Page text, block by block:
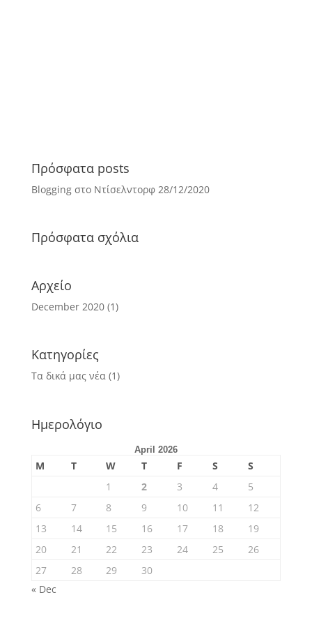
Πρόσφατα posts
Blogging στο Ντίσελντορφ 28/12/2020
Πρόσφατα σχόλια
Αρχείο
December 2020(1)
Κατηγορίες
Τα δικά μας νέα(1)
Ημερολόγιο
April 2026
M T W T F S
S
1
2 3 4
5
6
7 8 9 10 11
12
13
14 15 16 17 18
19
20
21 22 23 24 25
26
27
28 29
30
« Dec